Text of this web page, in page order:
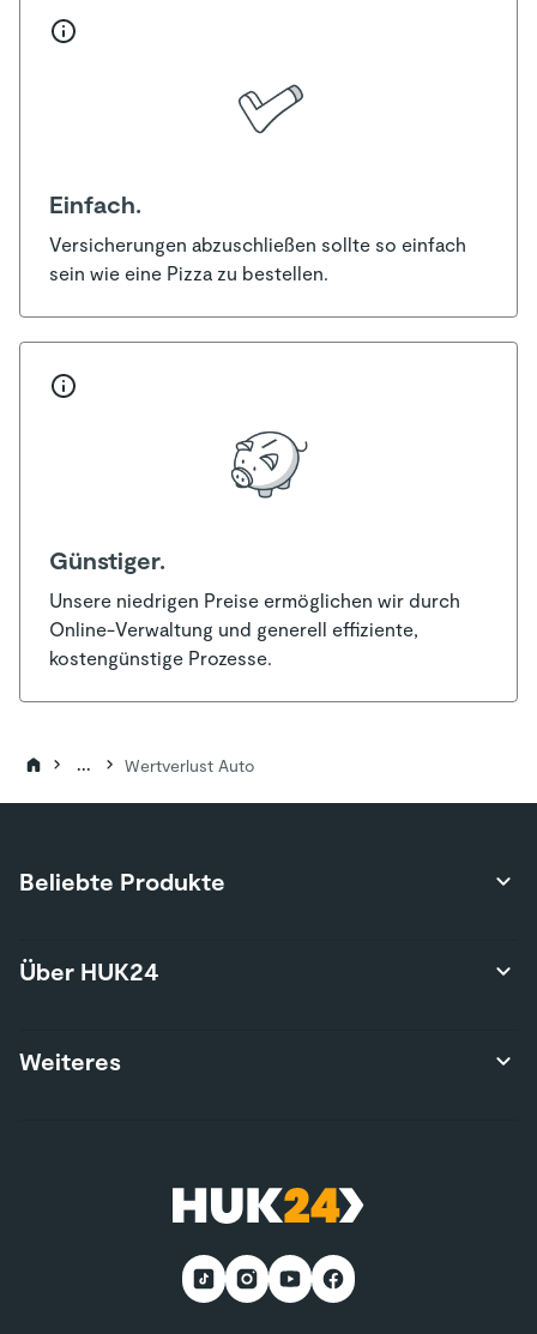
Einfach.
Versicherungen abzuschließen sollte so einfach
sein wie eine Pizza zu bestellen.
Günstiger.
Unsere niedrigen Preise ermöglichen wir durch
Online-Verwaltung und generell effiziente,
kostengünstige Prozesse.
... Wertverlust Auto
Beliebte Produkte
Produktübersicht
Hausratversicherung
Wohnmobilversicherung
Über HUK24
Über uns
Weiteres
*Teilnahmebedingungen